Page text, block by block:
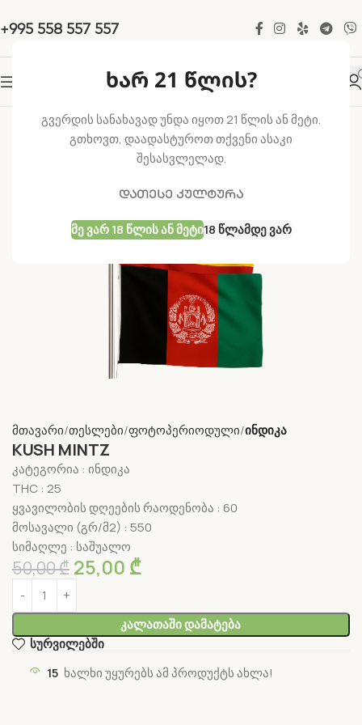
ხარ 21 წლის?
გვერდის სანახავად უნდა იყოთ 21 წლის ან მეტი.
გთხოვთ, დაადასტუროთ თქვენი ასაკი
შესასვლელად.
დათესე კულტურა
Მე Ვარ 18 Წლის Ან Მეტი18 Წლამდე Ვარ
+995 558 557 557
მთავარი თესლები ფოტოპერიოდული ინდიკა
KUSH MINTZ
კატეგორია : ინდიკა
THC : 25
ყვავილობის დღეების რაოდენობა : 60
მოსავალი (გრ/მ2) : 550
სიმაღლე : საშუალო
50,00₾ 25,00 ₾
Კალათაში Დამატება
სურვილებში
15 ხალხი უყურებს ამ პროდუქტს ახლა!